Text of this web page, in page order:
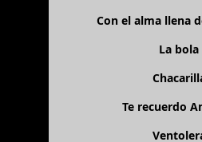
Con el alma llena
La bola
Te recuerdo